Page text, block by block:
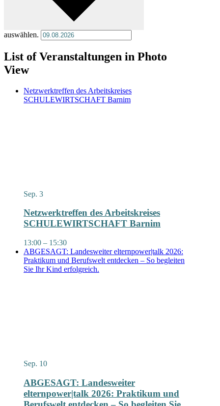
auswählen.
List of Veranstaltungen in Photo
View
Netzwerktreffen des Arbeitskreises
SCHULEWIRTSCHAFT Barnim
Sep. 3
Netzwerktreffen des Arbeitskreises
SCHULEWIRTSCHAFT Barnim
13:00 – 15:30
ABGESAGT: Landesweiter elternpower|talk 2026:
Praktikum und Berufswelt entdecken – So begleiten
Sie Ihr Kind erfolgreich.
Sep. 10
ABGESAGT: Landesweiter
elternpower|talk 2026: Praktikum und